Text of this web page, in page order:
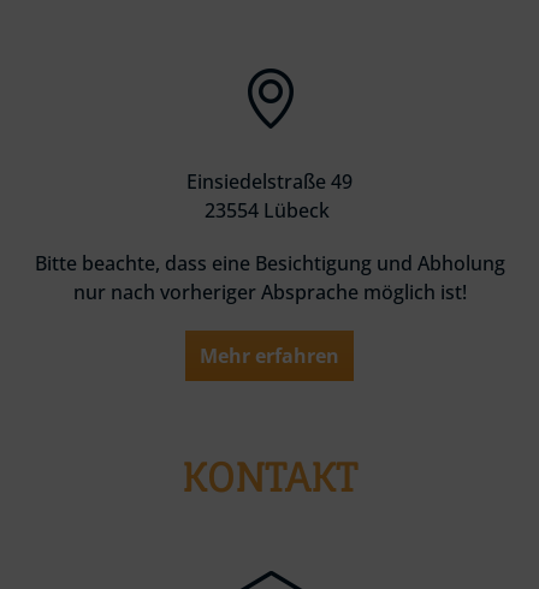
Einsiedelstraße 49
23554 Lübeck
Bitte beachte, dass eine Besichtigung und Abholung
nur nach vorheriger Absprache möglich ist!
Mehr erfahren
KONTAKT